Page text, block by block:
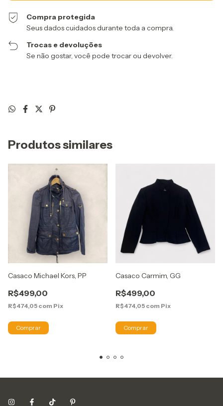
Compra protegida
Seus dados cuidados durante toda a compra.
Trocas e devoluções
Se não gostar, você pode trocar ou devolver.
Produtos similares
Casaco Michael Kors, PP
R$499,00
R$474,05 com Pix
Casaco Carmim, GG
R$499,00
R$474,05 com Pix